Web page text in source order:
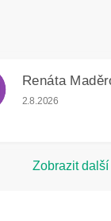
Renáta
Hodnocení
2.8.2026
Zobrazit